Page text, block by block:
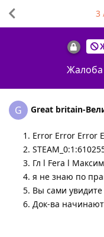
Жалоба
3
G Great britain-
Error Error Error
Гл l Fera l Максим
я не знаю по
Вы сами
Док-ва